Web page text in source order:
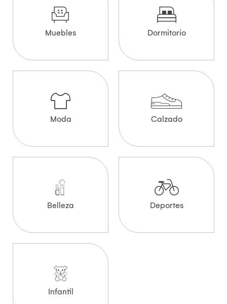
Muebles Dormitorio
Moda Calzado
Belleza Deportes
Infantil